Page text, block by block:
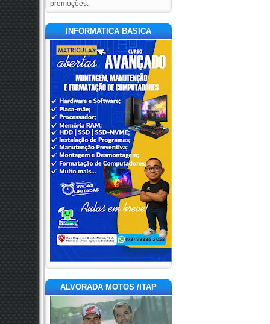
promoções.
INFORMATICA BASICA
ALVORADA MOTOS /ITAP